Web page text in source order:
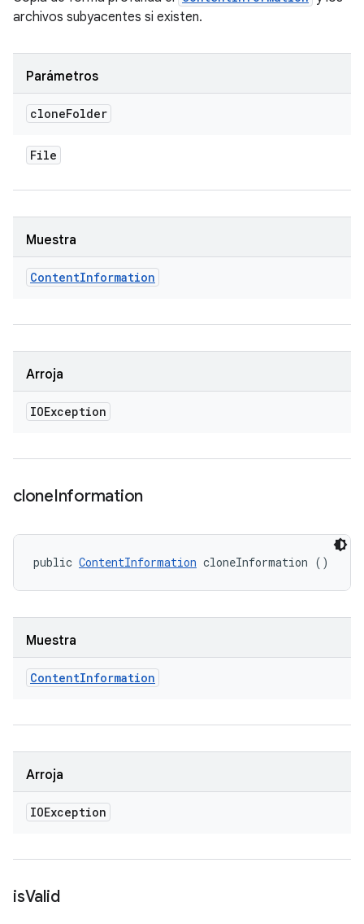
archivos subyacentes si existen.
Parámetros
cloneFolder
File
Muestra
ContentInformation
Arroja
IOException
cloneInformation
public ContentInformation cloneInformation ()
Muestra
ContentInformation
Arroja
IOException
isValid